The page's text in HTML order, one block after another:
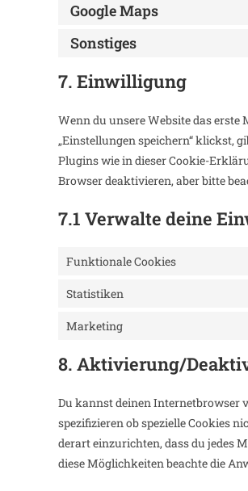
Google Maps
Sonstiges
7. Einwilligung
Wenn du unsere Website das
„Einstellungen speichern“ klickst,
Plugins wie in dieser Cookie-
Browser deaktivieren, aber bitte
7.1 Verwalte deine
Funktionale Cookies
Statistiken
Marketing
8. Aktivierung/
Du kannst deinen Internetbrowser
spezifizieren ob spezielle Cookies
derart einzurichten, dass du jedes
diese Möglichkeiten beachte die